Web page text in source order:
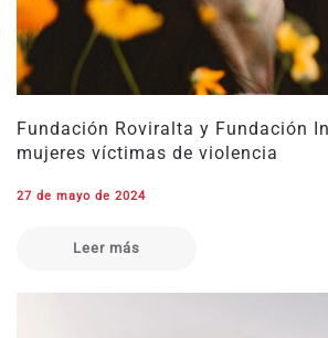
Fundación Roviralta y Fundación
mujeres víctimas de violencia
27 de mayo de 2024
Leer más